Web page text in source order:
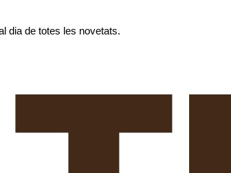
dia de totes les novetats.